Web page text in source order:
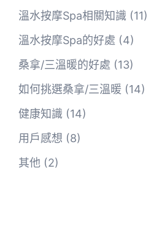
溫水按摩Spa相關知識 (11)
溫水按摩Spa的好處 (4)
桑拿/三溫暖的好處 (13)
如何挑選桑拿/三溫暖 (14)
健康知識 (14)
用戶感想 (8)
其他 (2)